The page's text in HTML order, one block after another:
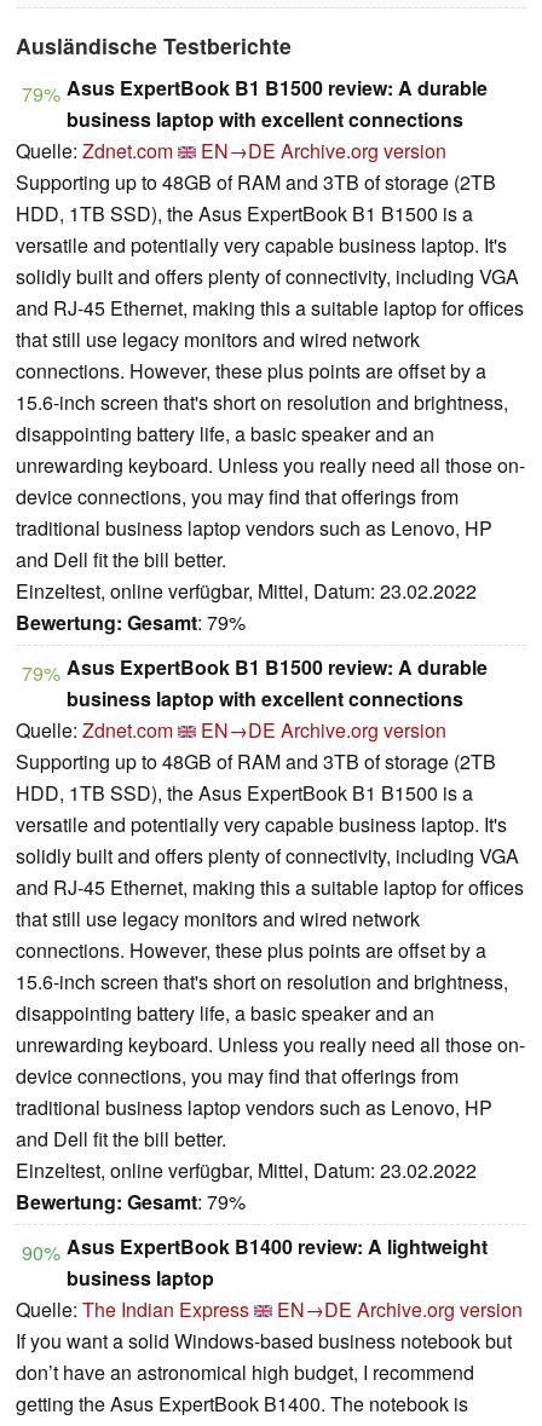
Ausländische Testberichte
79% Asus ExpertBook B1 B1500 review: A durable
business laptop with excellent connections
Quelle: Zdnet.com EN→DE Archive.org version
Supporting up to 48GB of RAM and 3TB of storage (2TB
HDD, 1TB SSD), the Asus ExpertBook B1 B1500 is a
versatile and potentially very capable business laptop. It's
solidly built and offers plenty of connectivity, including VGA
and RJ-45 Ethernet, making this a suitable laptop for offices
that still use legacy monitors and wired network
connections. However, these plus points are offset by a
15.6-inch screen that's short on resolution and brightness,
disappointing battery life, a basic speaker and an
unrewarding keyboard. Unless you really need all those on-
device connections, you may find that offerings from
traditional business laptop vendors such as Lenovo, HP
and Dell fit the bill better.
Einzeltest, online verfügbar, Mittel, Datum: 23.02.2022
Bewertung: Gesamt: 79%
79% Asus ExpertBook B1 B1500 review: A durable
business laptop with excellent connections
Quelle: Zdnet.com EN→DE Archive.org version
Supporting up to 48GB of RAM and 3TB of storage (2TB
HDD, 1TB SSD), the Asus ExpertBook B1 B1500 is a
versatile and potentially very capable business laptop. It's
solidly built and offers plenty of connectivity, including VGA
and RJ-45 Ethernet, making this a suitable laptop for offices
that still use legacy monitors and wired network
connections. However, these plus points are offset by a
15.6-inch screen that's short on resolution and brightness,
disappointing battery life, a basic speaker and an
unrewarding keyboard. Unless you really need all those on-
device connections, you may find that offerings from
traditional business laptop vendors such as Lenovo, HP
and Dell fit the bill better.
Einzeltest, online verfügbar, Mittel, Datum: 23.02.2022
Bewertung: Gesamt: 79%
90% Asus ExpertBook B1400 review: A lightweight
business laptop
Quelle: The Indian Express EN→DE Archive.org version
If you want a solid Windows-based business notebook but
don’t have an astronomical high budget, I recommend
getting the Asus ExpertBook B1400. The notebook is